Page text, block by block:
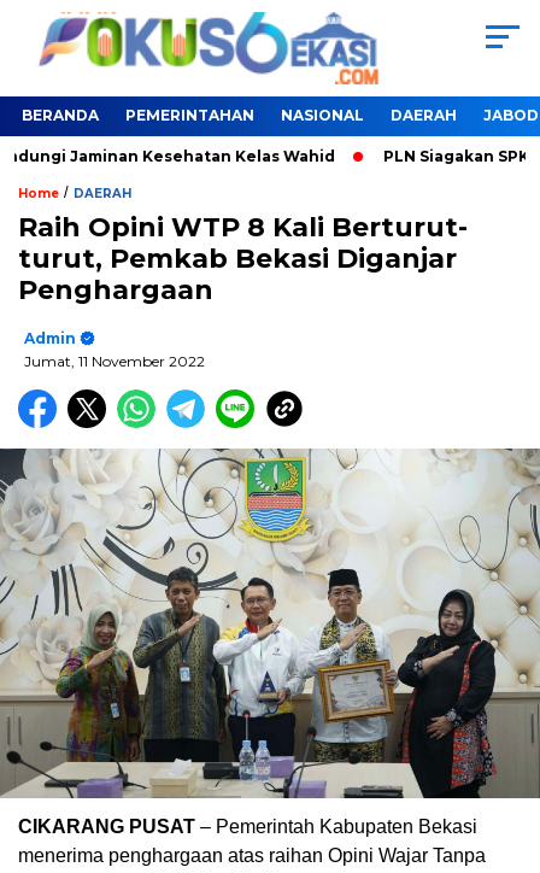
BERANDA PEMERINTAHAN NASIONAL DAERAH
Jaminan Kesehatan Kelas Wahid PLN Siagakan
Home / DAERAH
Raih Opini WTP 8 Kali Berturut-
turut, Pemkab Bekasi Diganjar
Penghargaan
Admin
Jumat, 11 November 2022
CIKARANG PUSAT – Pemerintah Kabupaten Bekasi
menerima penghargaan atas raihan Opini Wajar Tanpa